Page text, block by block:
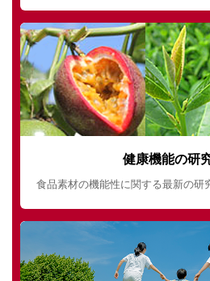
健康機能の研
食品素材の機能性に関する最新の研